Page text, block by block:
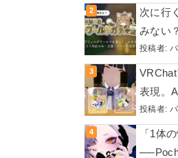
次に行
みない
投稿者:
VRChat
表現。
投稿者:
「1体